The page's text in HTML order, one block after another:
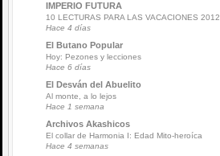
IMPERIO FUTURA
10 LECTURAS PARA LAS VACACIONES 2012
Hace 4 días
El Butano Popular
Hoy: Pezones y lecciones
Hace 6 días
El Desván del Abuelito
Al monte, a lo lejos
Hace 1 semana
Archivos Akashicos
El collar de Harmonia I: Edad Mito-heroíca
Hace 4 semanas